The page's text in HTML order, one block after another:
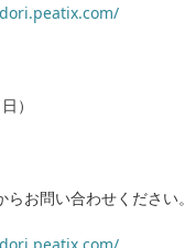
）
お問い合わせください。